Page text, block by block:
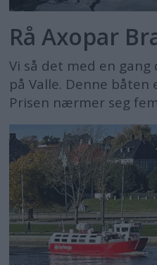
Rå Axopar
Vi så det med en
på Valle. Denne båten
Prisen nærmer seg